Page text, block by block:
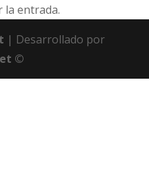
la entrada.
| Desarrollado por
©